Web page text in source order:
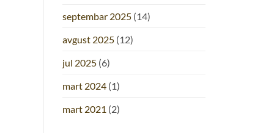
septembar 2025 (14)
avgust 2025 (12)
jul 2025 (6)
mart 2024 (1)
mart 2021 (2)